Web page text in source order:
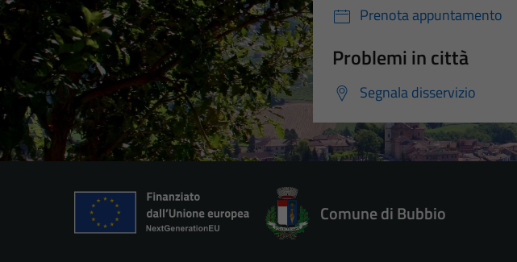
Prenota appuntamento
Problemi in città
Segnala disservizio
Comune di Bubbio